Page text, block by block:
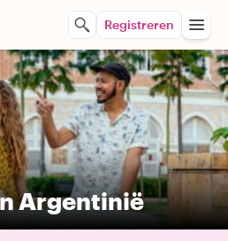
Registreren
Argentinië